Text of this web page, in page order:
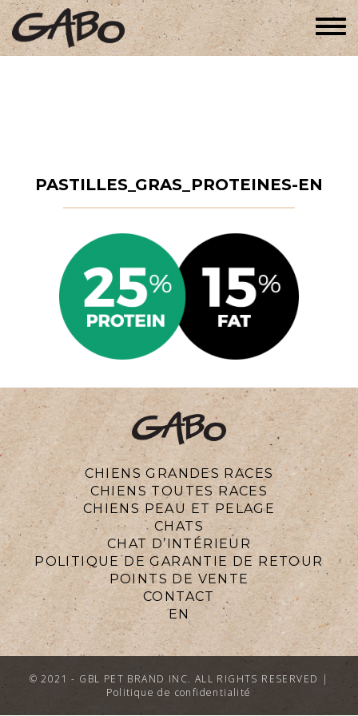
PASTILLES_GRAS_PROTEINES-EN
CHIENS GRANDES RACES
CHIENS TOUTES RACES
CHIENS PEAU ET PELAGE
CHATS
CHAT D’INTÉRIEUR
POLITIQUE DE GARANTIE DE RETOUR
POINTS DE VENTE
CONTACT
EN
© 2021 - GBL PET BRAND INC. ALL RIGHTS RESERVED |
Politique de confidentialité